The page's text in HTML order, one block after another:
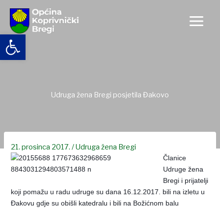
Open toolbar
content
Udruga žena Bregi posjetila Đakovo
21. prosinca 2017./Udruga žena Bregi
Članice
Udruge žena
Bregi i prijatelji
koji pomažu u radu udruge su dana 16.12.2017. bili na izletu u
Đakovu gdje su obišli katedralu i bili na Božićnom balu